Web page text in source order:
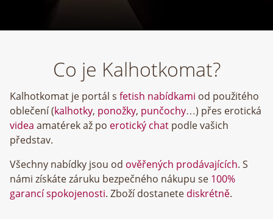
Co je Kalhotkomat?
Kalhotkomat je portál s fetish nabídkami od použitého
oblečení (kalhotky, ponožky, punčochy…) přes erotická
videa amatérek až po erotický chat podle vašich
představ.
Všechny nabídky jsou od ověřených prodávajících. S
námi získáte záruku bezpečného nákupu se 100%
garancí spokojenosti. Zboží dostanete diskrétně.